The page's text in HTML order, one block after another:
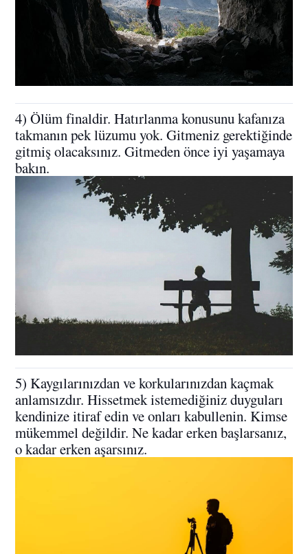
4) Ölüm finaldir. Hatırlanma konusunu kafanıza
takmanın pek lüzumu yok. Gitmeniz gerektiğinde
gitmiş olacaksınız. Gitmeden önce iyi yaşamaya
bakın.
5) Kaygılarınızdan ve korkularınızdan kaçmak
anlamsızdır. Hissetmek istemediğiniz duyguları
kendinize itiraf edin ve onları kabullenin. Kimse
mükemmel değildir. Ne kadar erken başlarsanız,
o kadar erken aşarsınız.